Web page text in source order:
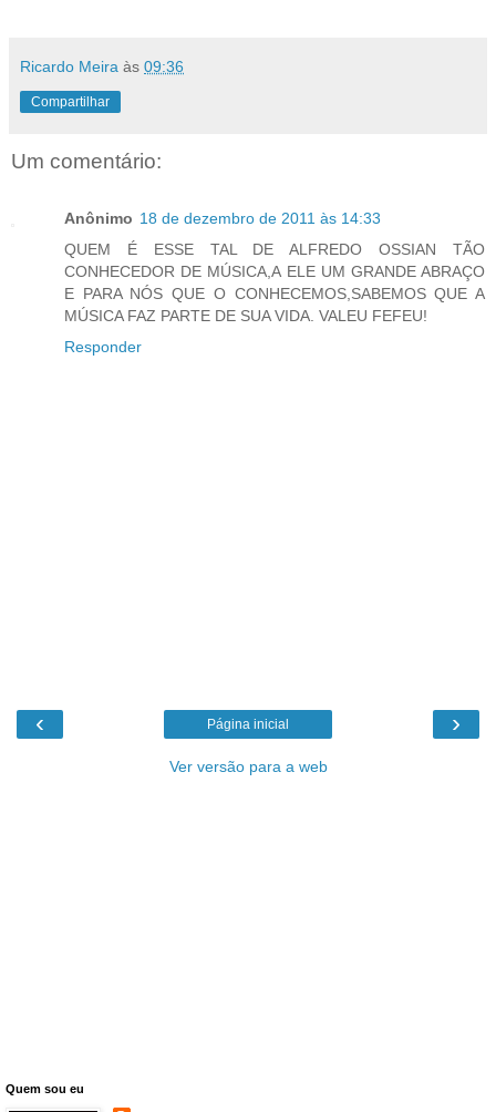
Ricardo Meira às 09:36
Compartilhar
Um comentário:
Anônimo 18 de dezembro de 2011 às 14:33
QUEM É ESSE TAL DE ALFREDO OSSIAN TÃO
CONHECEDOR DE MÚSICA,A ELE UM GRANDE ABRAÇO
E PARA NÓS QUE O CONHECEMOS,SABEMOS QUE A
MÚSICA FAZ PARTE DE SUA VIDA. VALEU FEFEU!
Responder
‹ ›
Página inicial
Ver versão para a web
Quem sou eu